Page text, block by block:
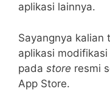
aplikasi lainnya.
Sayangnya kalian
aplikasi
pada store resmi
App Store.